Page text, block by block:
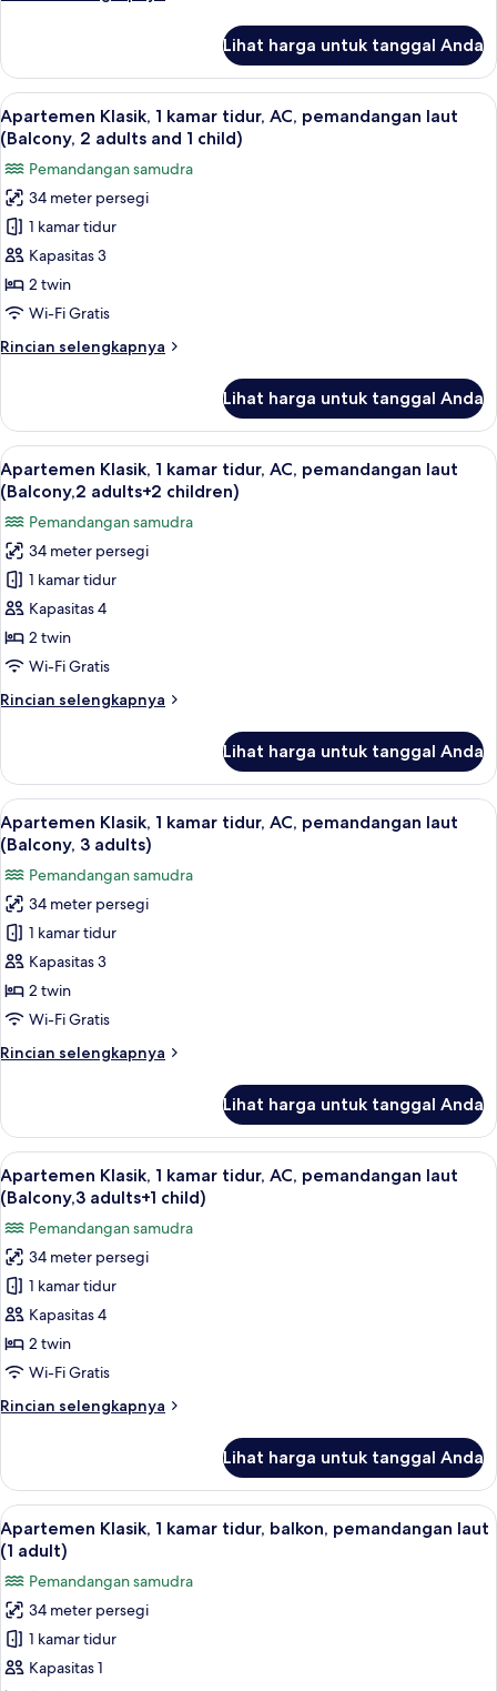
pemandangan
2
adults)
Apartemen
Klasik,
1
kamar
tidur,
AC,
pemandangan
laut
(Balcony,
2
Lihat harga untuk tanggal Anda
Lihat
semua
foto
untuk
Apartemen
Klasik,
1
kamar
tidur,
pemandangan
2
adults
and
1
child)
Brankas, Wi-Fi gratis, dan seprai linen
14
Apartemen Klasik, 1 kamar tidur, AC, pemandangan laut
(Balcony, 2 adults and 1 child)
Pemandangan samudra
34 meter persegi
1 kamar tidur
Kapasitas 3
2 twin
Wi-Fi Gratis
Rincian selengkapnya
Rincian
Apartemen
Klasik,
1
kamar
tidur,
AC,
pemandangan
laut
(Balcony,
2
and
Lihat harga untuk tanggal Anda
Lihat
semua
foto
untuk
Apartemen
Klasik,
1
kamar
tidur,
pemandangan
adults+2
children)
Brankas, Wi-Fi gratis, dan seprai linen
14
Apartemen Klasik, 1 kamar tidur, AC, pemandangan laut
(Balcony,2 adults+2 children)
Pemandangan samudra
34 meter persegi
1 kamar tidur
Kapasitas 4
2 twin
Wi-Fi Gratis
Rincian selengkapnya
Rincian
Apartemen
Klasik,
1
kamar
tidur,
AC,
pemandangan
laut
(Balcony,2
adults+2
Lihat harga untuk tanggal Anda
Lihat
semua
foto
untuk
Apartemen
Klasik,
1
kamar
tidur,
pemandangan
3
adults)
Brankas, Wi-Fi gratis, dan seprai linen
14
Apartemen Klasik, 1 kamar tidur, AC, pemandangan laut
(Balcony, 3 adults)
Pemandangan samudra
34 meter persegi
1 kamar tidur
Kapasitas 3
2 twin
Wi-Fi Gratis
Rincian selengkapnya
Rincian
Apartemen
Klasik,
1
kamar
tidur,
AC,
pemandangan
laut
(Balcony,
3
Lihat harga untuk tanggal Anda
Lihat
semua
foto
untuk
Apartemen
Klasik,
1
kamar
tidur,
pemandangan
adults+1
child)
Brankas, Wi-Fi gratis, dan seprai linen
14
Apartemen Klasik, 1 kamar tidur, AC, pemandangan laut
(Balcony,3 adults+1 child)
Pemandangan samudra
34 meter persegi
1 kamar tidur
Kapasitas 4
2 twin
Wi-Fi Gratis
Rincian selengkapnya
Rincian
Apartemen
Klasik,
1
kamar
tidur,
AC,
pemandangan
laut
(Balcony,3
adults+1
Lihat harga untuk tanggal Anda
Lihat
semua
foto
untuk
Apartemen
Klasik,
1
Brankas, Wi-Fi gratis, dan seprai linen
9
Apartemen Klasik, 1 kamar tidur, balkon, pemandangan laut
(1 adult)
Pemandangan samudra
34 meter persegi
1 kamar tidur
Kapasitas 1